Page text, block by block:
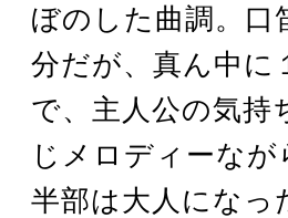
ぼのした曲調。口
分だが、真ん中に
で、主人公の気持
じメロディーな
半部は大人になっ